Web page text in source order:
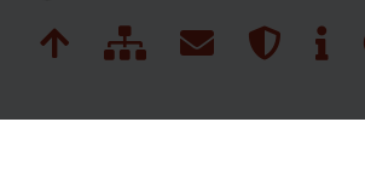
Navigation überspringen
Zum Seitenanfang
Kontakt